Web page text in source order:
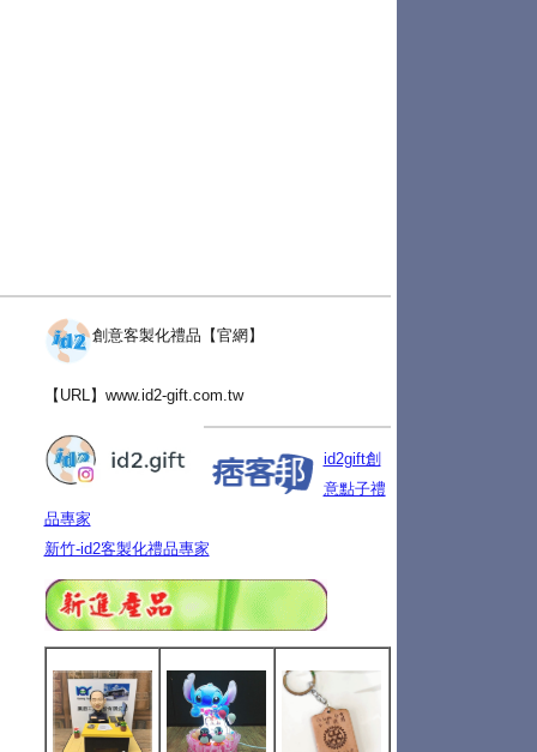
創意客製化禮品【官網】
【URL】 www.id2-gift.com.tw
id2gift創
意點子禮
品專家
新竹-id2客製化禮品專家